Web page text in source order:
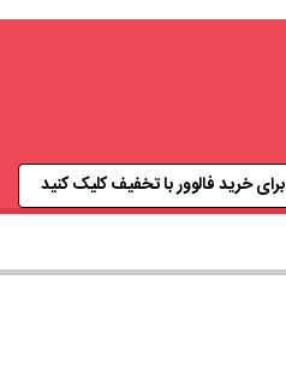
برای خرید فالوور با تخفیف کلیک کنید